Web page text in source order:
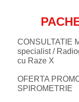
CONSULTATIE
specialist /
cu Raze X
OFERTA
SPIROMETRIE